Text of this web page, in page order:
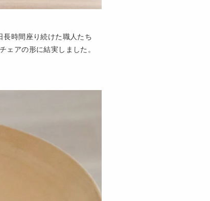
時間座り続けた職人たち
アの形に結実しました。